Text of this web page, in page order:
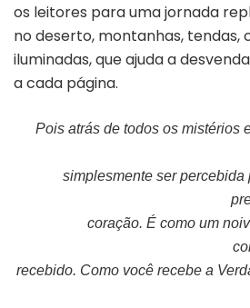
os leitores para uma jornada
no deserto, montanhas, tendas,
iluminadas, que ajuda a
a cada página.
Pois atrás de todos os mistérios
simplesmente ser percebida
coração. É como um
recebido. Como você recebe a